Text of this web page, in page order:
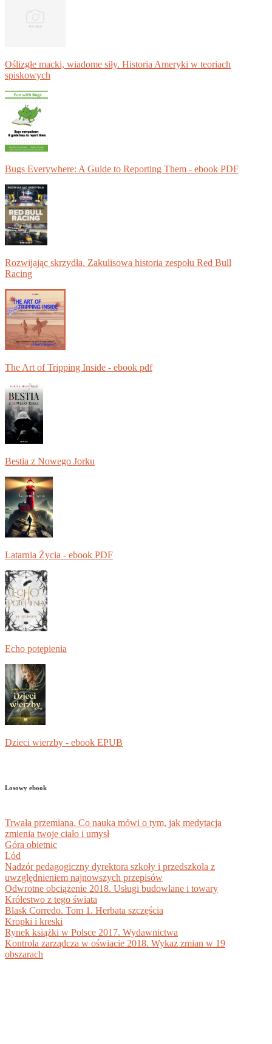
Oślizgłe macki, wiadome siły. Historia Ameryki w teoriach
spiskowych
Bugs Everywhere: A Guide to Reporting Them - ebook PDF
Rozwijając skrzydła. Zakulisowa historia zespołu Red Bull
Racing
The Art of Tripping Inside - ebook pdf
Bestia z Nowego Jorku
Latarnia Życia - ebook PDF
Echo potępienia
Dzieci wierzby - ebook EPUB
Losowy ebook
Trwała przemiana. Co nauka mówi o tym, jak medytacja
zmienia twoje ciało i umysł
Góra obietnic
Lód
Nadzór pedagogiczny dyrektora szkoły i przedszkola z
uwzględnieniem najnowszych przepisów
Odwrotne obciążenie 2018. Usługi budowlane i towary
Królestwo z tego świata
Blask Corredo. Tom 1. Herbata szczęścia
Kropki i kreski
Rynek książki w Polsce 2017. Wydawnictwa
Kontrola zarządcza w oświacie 2018. Wykaz zmian w 19
obszarach